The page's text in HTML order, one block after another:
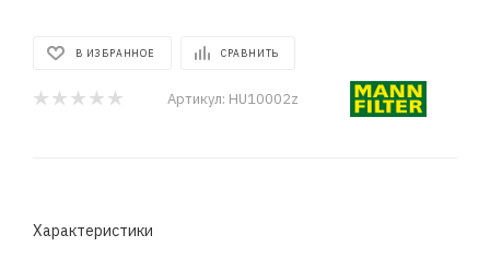
В ИЗБРАННОЕ СРАВНИТЬ
Артикул: HU10002z
Характеристики